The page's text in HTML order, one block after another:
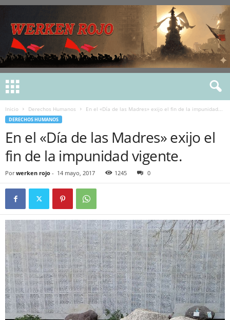
Inicio Derechos Humanos En el «Día de las Madres» exijo el fin de la impunidad...
DERECHOS HUMANOS
En el «Día de las Madres» exijo el
fin de la impunidad vigente.
Por werken rojo - 14 mayo, 2017 1245 0